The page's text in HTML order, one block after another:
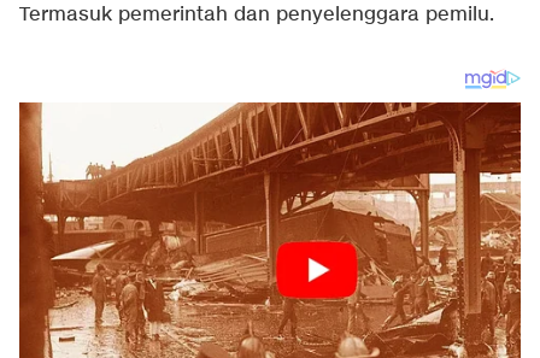
Termasuk pemerintah dan penyelenggara pemilu.